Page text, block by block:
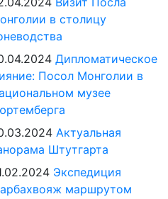
в столицу
Дипломатическое
Посол Монголии в
музее
Актуальная
Штутгарта
Экспедиция
маршрутом